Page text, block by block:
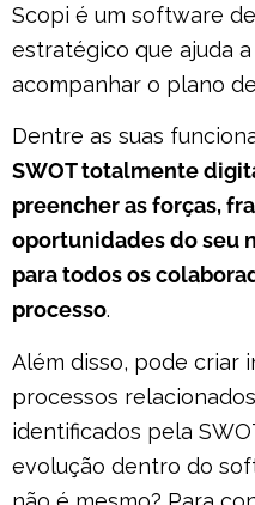
Scopi é um software
estratégico que ajuda
acompanhar o plano
Dentre as suas
SWOT totalmente
preencher as forças,
oportunidades do seu
para todos os
processo.
Além disso, pode criar
processos
identificados pela
evolução dentro do